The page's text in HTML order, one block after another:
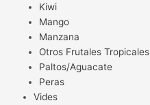
Kiwi
Mango
Manzana
Otros Frutales Tropicales
Paltos/Aguacate
Peras
Vides